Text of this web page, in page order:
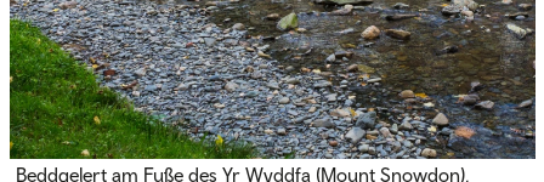
Beddgelert am Fuße des Yr Wyddfa (Mount Snowdon),